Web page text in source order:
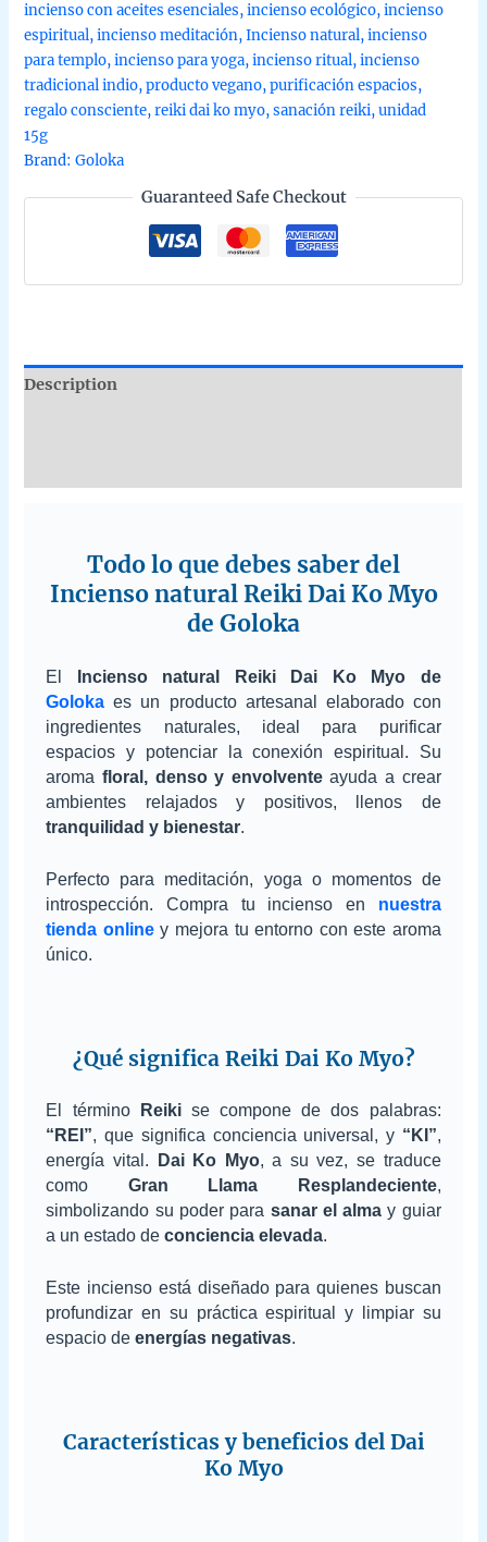
quantity
incienso con aceites esenciales,incienso ecológico,incienso
espiritual,incienso meditación,Incienso natural,incienso
para templo,incienso para yoga,incienso ritual,incienso
tradicional indio,producto vegano,purificación espacios,
regalo consciente,reiki dai ko myo,sanación reiki,unidad
15g
Brand:Goloka
Guaranteed Safe Checkout
Description
Todo lo que debes saber del
Incienso natural Reiki Dai Ko Myo
de Goloka
El Incienso natural Reiki Dai Ko Myo
de
Goloka es un producto artesanal elaborado con
ingredientes naturales, ideal para purificar
espacios y potenciar la conexión espiritual. Su
aromafloral, denso y envolventeayuda a crear
ambientes relajados y positivos, llenos de
tranquilidad y bienestar.
Perfecto para meditación, yoga o momentos de
introspección. Compra tu incienso en nuestra
tienda onliney mejora tu entorno con este aroma
único.
¿Qué significa Reiki Dai Ko Myo?
El término Reikise compone de dos palabras:
“REI”, que significa conciencia universal, y “KI”,
energía vital.
Dai Ko Myo, a su vez, se traduce
como Gran Llama Resplandeciente,
simbolizando su poder para sanar el alma y guiar
a un estado deconciencia elevada.
Este incienso está diseñado para quienes buscan
profundizar en su práctica espiritual y limpiar su
espacio deenergías negativas.
Características y beneficios del Dai
Ko Myo